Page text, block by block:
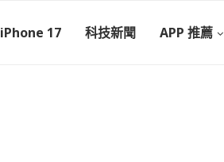
iPhone 17 科技新聞 APP 推薦